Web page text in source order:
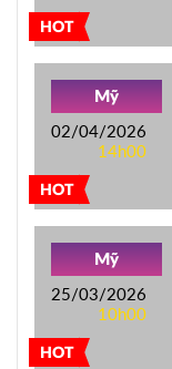
HOT
HOT
Mỹ
02/04/2026
14h00
HOT
Mỹ
25/03/2026
10h00